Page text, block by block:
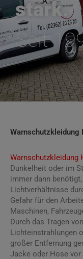
stark.
Seit
Warnschutzkleidung
Warnschutzkleidung
Dunkelheit oder im
immer dann
Lichtverhältnisse
Gefahr für den
Maschinen,
Durch das Tragen
Lichteinstrahlungen
großer Entfernung
Jacke oder Hose vor